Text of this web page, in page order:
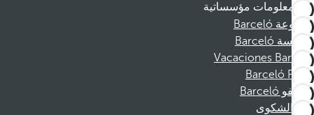
معلومات مؤسساتية
مجموعة Barceló
مؤسسة Barceló
Vacaciones Barceló
Barceló Films
موظفو Barceló
قناة الشكوى